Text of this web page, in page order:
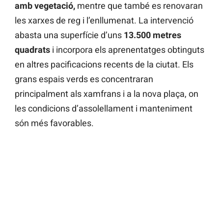
amb vegetació, mentre que també es renovaran
les xarxes de reg i l’enllumenat. La intervenció
abasta una superfície d’uns 13.500 metres
quadrats i incorpora els aprenentatges obtinguts
en altres pacificacions recents de la ciutat. Els
grans espais verds es concentraran
principalment als xamfrans i a la nova plaça, on
les condicions d’assolellament i manteniment
són més favorables.